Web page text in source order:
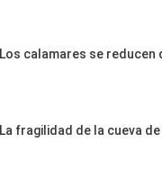
Los calamares se reducen
La fragilidad de la cueva